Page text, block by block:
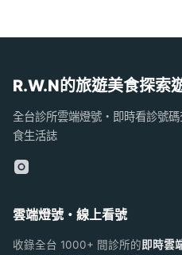
R.W.N的旅遊美食探索
全台診所雲端燈號・即時看診號
食生活誌
雲端燈號・線上看號
收錄全台 1000+ 間診所的即時雲